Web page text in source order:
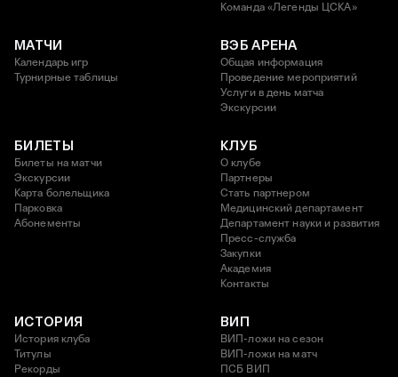
Команда «Легенды ЦСКА»
МАТЧИ
Календарь игр
Турнирные таблицы
ВЭБ АРЕНА
Общая информация
Проведение мероприятий
Услуги в день матча
Экскурсии
БИЛЕТЫ
Билеты на матчи
Экскурсии
Карта болельщика
Парковка
Абонементы
КЛУБ
О клубе
Партнеры
Стать партнером
Медицинский департамент
Департамент науки и развития
Пресс-служба
Закупки
Академия
Контакты
ИСТОРИЯ
История клуба
Титулы
Рекорды
ВИП
ВИП-ложи на сезон
ВИП-ложи на матч
ПСБ ВИП